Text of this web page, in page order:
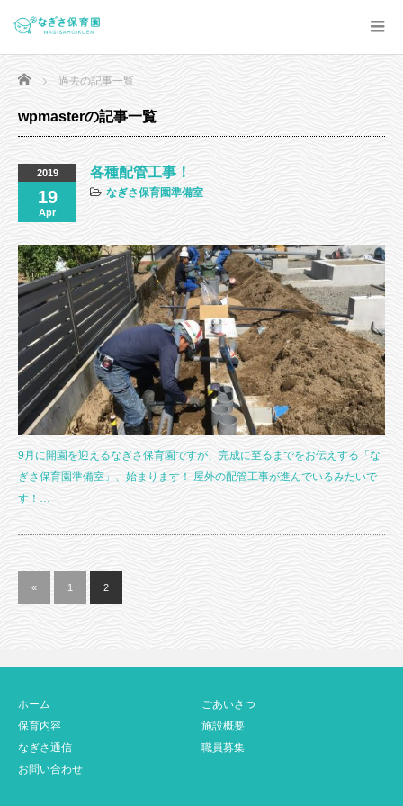
Home 過去の記事一覧
wpmasterの記事一覧
2019
19
Apr
各種配管工事！
なぎさ保育園準備室
9月に開園を迎えるなぎさ保育園ですが、完成に至るまでをお伝えする「な
ぎさ保育園準備室」、始まります！ 屋外の配管工事が進んでいるみたいで
す！…
« 1 2
ホーム
ごあいさつ
保育内容
施設概要
なぎさ通信
職員募集
お問い合わせ